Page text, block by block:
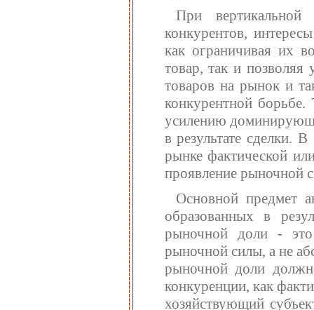
При
конкурентов,
как ограничивая их
товар, так и позволяя
товаров на рынок и
конкурентной
усилению
в результате сделки.
рынке фактической
проявление рыночной
Основной предмет
образованных в
рыночной доли -
рыночной силы, а не
рыночной доли
конкуренции, как
хозяйствующий